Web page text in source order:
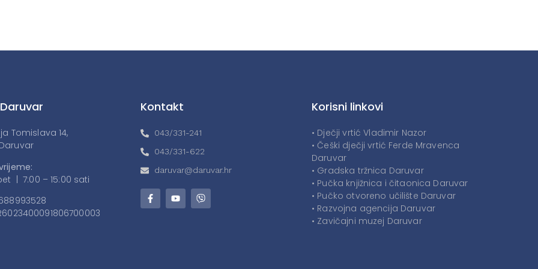
Tomislava 14,
| 7:00 – 15:00 sati
Kontakt
043/331-241
043/331-622
daruvar@daruvar.hr
Korisni linkovi
• Dječji vrtić Vladimir Nazor
• Češki dječji vrtić Ferde Mravenca
Daruvar
• Gradska tržnica Daruvar
• Pučka knjižnica i čitaonica Daruvar
• Pučko otvoreno učilište Daruvar
• Razvojna agencija Daruvar
• Zavičajni muzej Daruvar